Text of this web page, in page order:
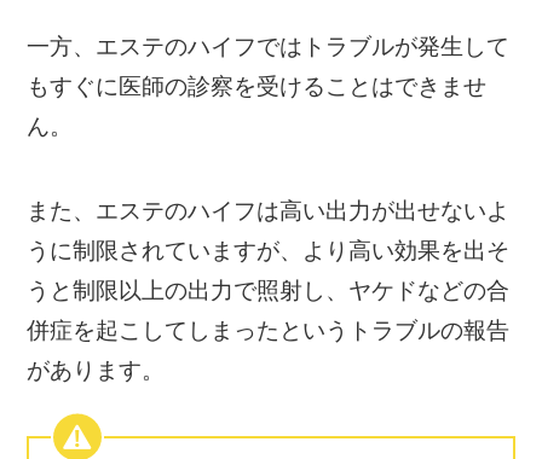
一方、エステのハイフではトラブルが発生して
もすぐに医師の診察を受けることはできませ
ん。
また、エステのハイフは高い出力が出せないよ
うに制限されていますが、より高い効果を出そ
うと制限以上の出力で照射し、ヤケドなどの合
併症を起こしてしまったというトラブルの報告
があります。